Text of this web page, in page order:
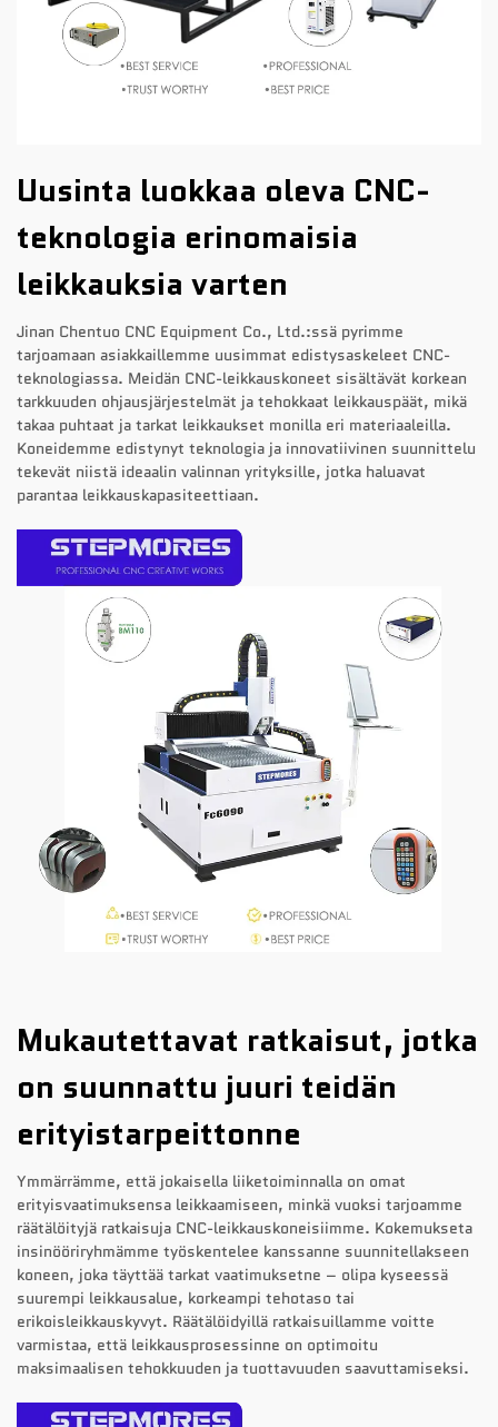
Uusinta luokkaa oleva CNC-
teknologia erinomaisia
leikkauksia varten
Jinan Chentuo CNC Equipment Co., Ltd.:ssä pyrimme
tarjoamaan asiakkaillemme uusimmat edistysaskeleet CNC-
teknologiassa. Meidän CNC-leikkauskoneet sisältävät korkean
tarkkuuden ohjausjärjestelmät ja tehokkaat leikkauspäät, mikä
takaa puhtaat ja tarkat leikkaukset monilla eri materiaaleilla.
Koneidemme edistynyt teknologia ja innovatiivinen suunnittelu
tekevät niistä ideaalin valinnan yrityksille, jotka haluavat
parantaa leikkauskapasiteettiaan.
Mukautettavat ratkaisut, jotka
on suunnattu juuri teidän
erityistarpeittonne
Ymmärrämme, että jokaisella liiketoiminnalla on omat
erityisvaatimuksensa leikkaamiseen, minkä vuoksi tarjoamme
räätälöityjä ratkaisuja CNC-leikkauskoneisiimme. Kokemukseta
insinööriryhmämme työskentelee kanssanne suunnitellakseen
koneen, joka täyttää tarkat vaatimuksetne – olipa kyseessä
suurempi leikkausalue, korkeampi tehotaso tai
erikoisleikkauskyvyt. Räätälöidyillä ratkaisuillamme voitte
varmistaa, että leikkausprosessinne on optimoitu
maksimaalisen tehokkuuden ja tuottavuuden saavuttamiseksi.